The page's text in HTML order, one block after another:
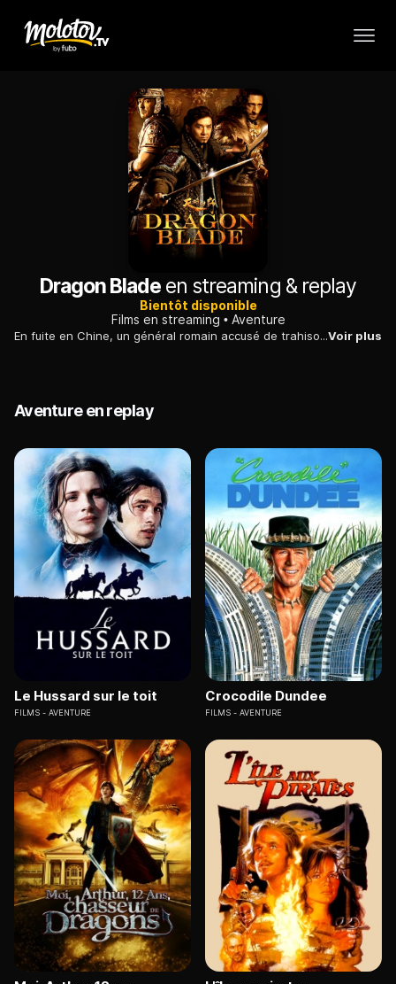
Dragon Bladeen streaming & replay
Bientôt disponible
Films en streaming
Aventure
En fuite en Chine, un général romain accusé de trahison et son unité s'associent à une troupe de guerriers chinois pour affronter un chef romain et son armée.Voir plus
Aventure en replay
Le Hussard sur le toit
FILMS AVENTURE
Crocodile Dundee
FILMS AVENTURE